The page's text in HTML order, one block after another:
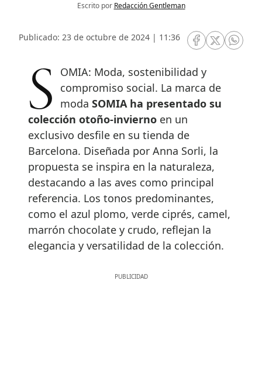
Escrito por Redacción Gentleman
Publicado: 23 de octubre de 2024 | 11:36
RRSS Facebook
RRSSRRSS
SOMIA: Moda, sostenibilidad y
compromiso social. La marca de
modaSOMIA ha presentado su
colección otoño-invierno en un
exclusivo desfile en su tienda de
Barcelona. Diseñada por Anna Sorli, la
propuesta se inspira en la naturaleza,
destacando a las aves como principal
referencia. Los tonos predominantes,
como el azul plomo, verde ciprés, camel,
marrón chocolate y crudo, reflejan la
elegancia y versatilidad de la colección.